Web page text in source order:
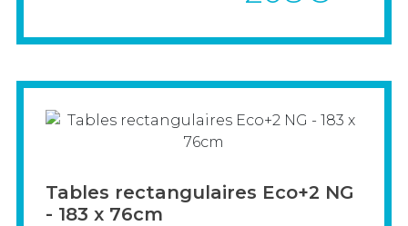
Pensez aux urnes normalisées.
> VOIR LE PRODUIT
Tables rectangulaires Eco+2 NG
- 183 x 76cm